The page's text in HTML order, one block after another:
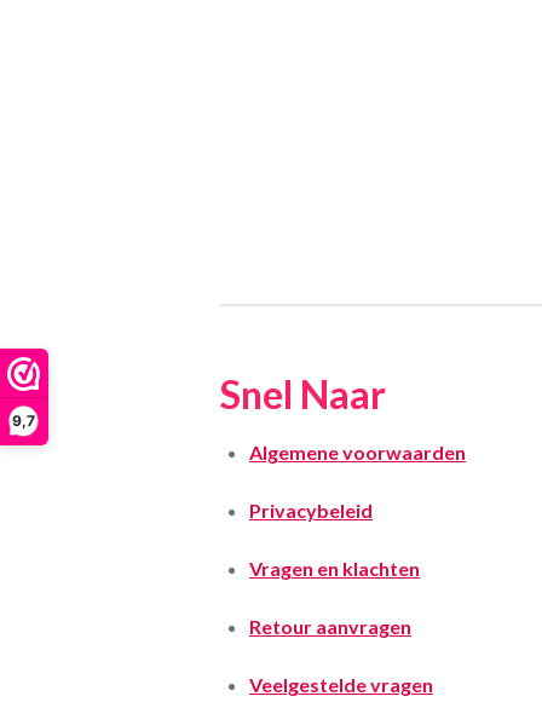
9,7
Snel Naar
Algemene voorwaarden
Privacybeleid
Vragen en klachten
Retour aanvragen
Veelgestelde vragen